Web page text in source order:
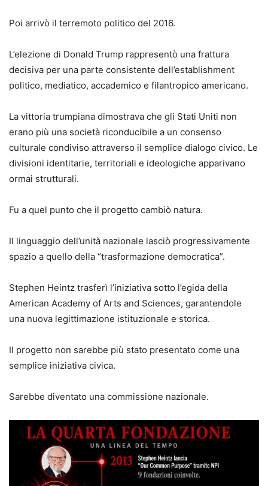
Poi arrivò il terremoto politico del 2016.
L’elezione di Donald Trump rappresentò una frattura
decisiva per una parte consistente dell’establishment
politico, mediatico, accademico e filantropico americano.
La vittoria trumpiana dimostrava che gli Stati Uniti non
erano più una società riconducibile a un consenso
culturale condiviso attraverso il semplice dialogo civico. Le
divisioni identitarie, territoriali e ideologiche apparivano
ormai strutturali.
Fu a quel punto che il progetto cambiò natura.
Il linguaggio dell’unità nazionale lasciò progressivamente
spazio a quello della “trasformazione democratica”.
Stephen Heintz trasferì l’iniziativa sotto l’egida della
American Academy of Arts and Sciences, garantendole
una nuova legittimazione istituzionale e storica.
Il progetto non sarebbe più stato presentato come una
semplice iniziativa civica.
Sarebbe diventato una commissione nazionale.